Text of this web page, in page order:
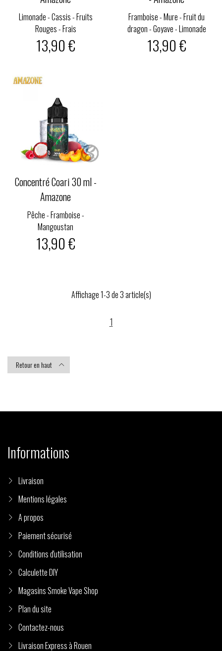
Limonade - Cassis - Fruits
Rouges - Frais
13,90 €
Framboise - Mure - Fruit du
dragon - Goyave - Limonade
13,90 €
Concentré Coari 30 ml -
Amazone
Pêche - Framboise -
Mangoustan
13,90 €
Affichage 1-3 de 3 article(s)
1
Retour en haut 
Informations
Livraison
Mentions légales
A propos
Paiement sécurisé
Conditions d'utilisation
Calculette DIY
Magasins Smoke Vape Shop
Plan du site
Contactez-nous
Livraison Express à Rouen